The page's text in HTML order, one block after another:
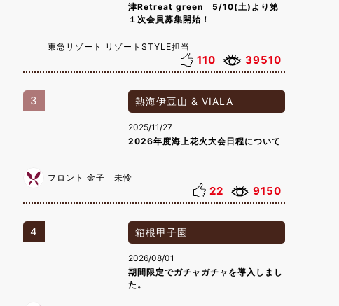
津Retreat green 5/10(土)より第
１次会員募集開始！
東急リゾート リゾートSTYLE担当
110 39510
3 熱海伊豆山 & VIALA
2025/11/27
2026年度海上花火大会日程について
フロント 金子 未怜
22 9150
4 箱根甲子園
2026/08/01
期間限定でガチャガチャを導入しまし
た。